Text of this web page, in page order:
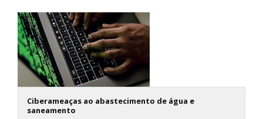
Ciberameaças ao abastecimento de água e
saneamento